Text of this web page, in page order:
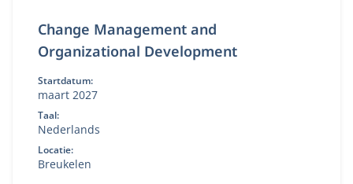
Change Management and
Organizational Development
Startdatum:
maart 2027
Taal:
Nederlands
Locatie:
Breukelen